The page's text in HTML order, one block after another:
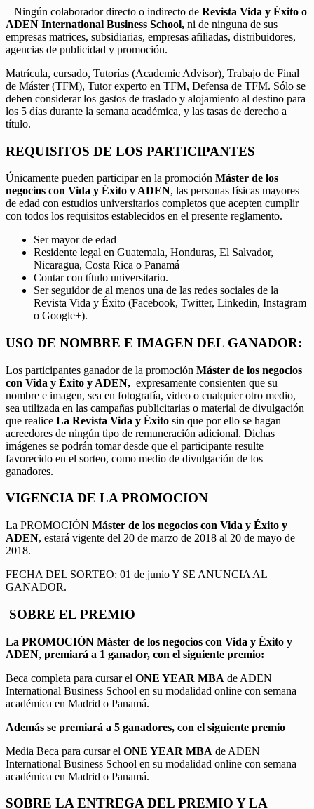
– Ningún colaborador directo o indirecto de Revista Vida y Éxito o
ADEN International Business School, ni de ninguna de sus
empresas matrices, subsidiarias, empresas afiliadas, distribuidores,
agencias de publicidad y promoción.
Matrícula, cursado, Tutorías (Academic Advisor), Trabajo de Final
de Máster (TFM), Tutor experto en TFM, Defensa de TFM. Sólo se
deben considerar los gastos de traslado y alojamiento al destino para
los 5 días durante la semana académica, y las tasas de derecho a
título.
REQUISITOS DE LOS PARTICIPANTES
Únicamente pueden participar en la promoción Máster de los
negocios con Vida y Éxito y ADEN, las personas físicas mayores
de edad con estudios universitarios completos que acepten cumplir
con todos los requisitos establecidos en el presente reglamento.
Ser mayor de edad
Residente legal en Guatemala, Honduras, El Salvador,
Nicaragua, Costa Rica o Panamá
Contar con título universitario.
Ser seguidor de al menos una de las redes sociales de la
Revista Vida y Éxito (Facebook, Twitter, Linkedin, Instagram
o Google+).
USO DE NOMBRE E IMAGEN DEL GANADOR:
Los participantes ganador de la promoción Máster de los negocios
con Vida y Éxito y ADEN, expresamente consienten que su
nombre e imagen, sea en fotografía, video o cualquier otro medio,
sea utilizada en las campañas publicitarias o material de divulgación
que realice La Revista Vida y Éxito sin que por ello se hagan
acreedores de ningún tipo de remuneración adicional. Dichas
imágenes se podrán tomar desde que el participante resulte
favorecido en el sorteo, como medio de divulgación de los
ganadores.
VIGENCIA DE LA PROMOCION
La PROMOCIÓN Máster de los negocios con Vida y Éxito y
ADEN, estará vigente del 20 de marzo de 2018 al 20 de mayo de
2018.
FECHA DEL SORTEO: 01 de junio Y SE ANUNCIA AL
GANADOR.
SOBRE EL PREMIO
La PROMOCIÓN Máster de los negocios con Vida y Éxito y
ADEN, premiará a 1 ganador, con el siguiente premio:
Beca completa para cursar el ONE YEAR MBA de ADEN
International Business School en su modalidad online con semana
académica en Madrid o Panamá.
Además se premiará a 5 ganadores, con el siguiente premio
Media Beca para cursar el ONE YEAR MBA de ADEN
International Business School en su modalidad online con semana
académica en Madrid o Panamá.
SOBRE LA ENTREGA DEL PREMIO Y LA